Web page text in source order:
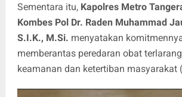
Sementara itu, Kapolres Metro
Kombes Pol Dr. Raden Muhammad
S.I.K., M.Si. menyatakan
memberantas peredaran obat
keamanan dan ketertiban masyarakat